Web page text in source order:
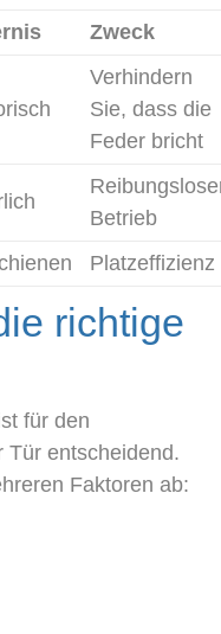
Zweck
Verhindern
Sie, dass die
Feder bricht
Betrieb
Platzeffizienz
richtige
für den
Tür entscheidend.
Faktoren ab: